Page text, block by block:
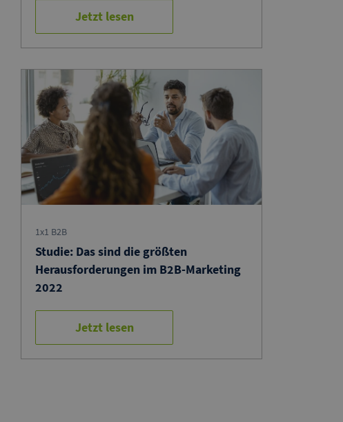
Jetzt lesen
1x1 B2B
Studie: Das sind die größten
Herausforderungen im B2B-Marketing
2022
Jetzt lesen